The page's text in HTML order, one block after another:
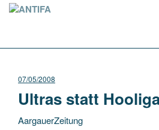
07/05/2008
Ultras statt
AargauerZeitung